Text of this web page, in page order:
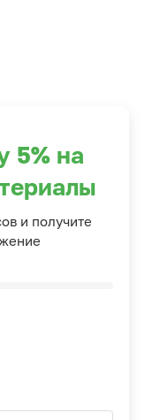
5% на
и получите